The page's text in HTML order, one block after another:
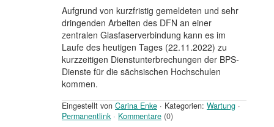
Aufgrund von kurzfristig gemeldeten und sehr
dringenden Arbeiten des DFN an einer
zentralen Glasfaserverbindung kann es im
Laufe des heutigen Tages (22.11.2022) zu
kurzzeitigen Dienstunterbrechungen der BPS-
Dienste für die sächsischen Hochschulen
kommen.
Eingestellt von Carina Enke · Kategorien: Wartung ·
Permanentlink · Kommentare (0)